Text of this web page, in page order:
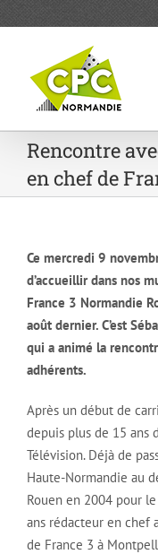
Rencontre
en chef de
Ce mercredi 9
d’accueillir dans nos
France 3 Normandie
août dernier. C’est
qui a animé la
adhérents.
Après un début de
depuis plus de 15 ans
Télévision. Déjà de
Haute-Normandie au
Rouen en 2004 pour
ans rédacteur en chef
de France 3 à